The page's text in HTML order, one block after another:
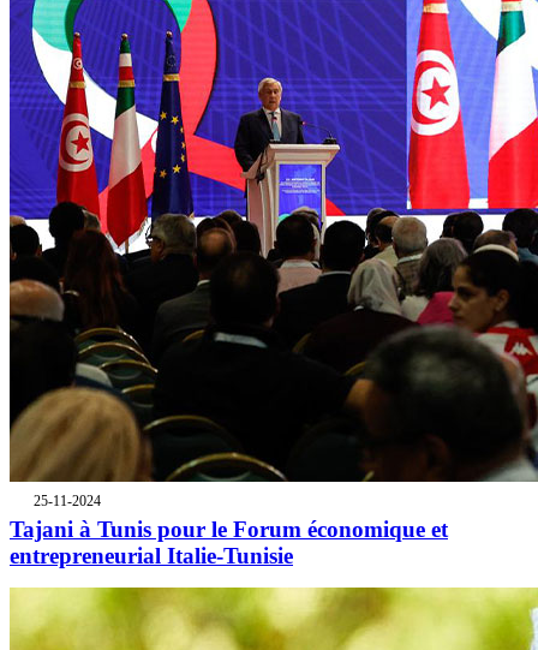
25-11-2024
Tajani à Tunis pour le Forum économique et
entrepreneurial Italie-Tunisie